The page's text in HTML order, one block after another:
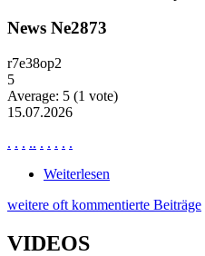
News Ne2873
r7e38op2
5
Average: 5 (1 vote)
15.07.2026
. . . .. . . . . .
Weiterlesen
weitere oft kommentierte Beiträge
VIDEOS